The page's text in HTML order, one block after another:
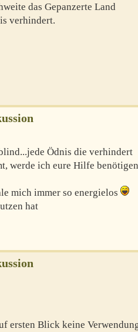
das Gepanzerte Land
verhindert.
Ödnis die verhindert
werde ich eure Hilfe
mich immer so energielos
hat
ersten Blick keine